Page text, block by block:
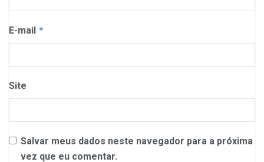
E-mail *
Site
Salvar meus dados neste navegador para a próxima
vez que eu comentar.